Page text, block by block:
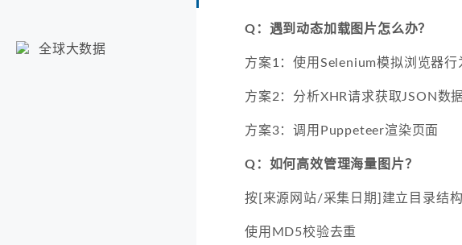
全球大数据
Q：遇到动态加载图片怎么办？
方案1：使用Selenium模拟浏览器行
方案2：分析XHR请求获取JSON数
方案3：调用Puppeteer渲染页面
Q：如何高效管理海量图片？
按[来源网站/采集日期]建立目录结构
使用MD5校验去重